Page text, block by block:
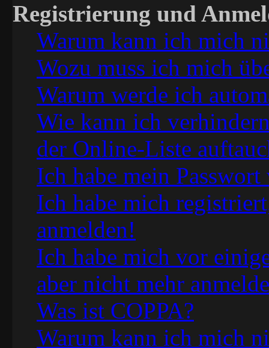
Registrierung und
Warum kann ich mich
Wozu muss ich mich
Warum werde ich
Wie kann ich
der Online-Liste
Ich habe mein Passwort
Ich habe mich
anmelden!
Ich habe mich vor
aber nicht mehr
Was ist COPPA?
Warum kann ich mich